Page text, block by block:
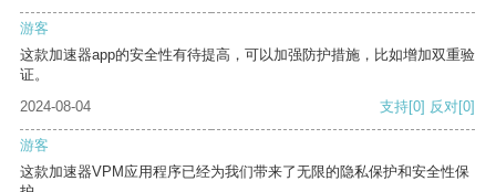
游客
这款加速器app的安全性有待提高，可以加强防护措施，比如增加双重验
证。
2024-08-04
支持[0] 反对[0]
游客
这款加速器VPM应用程序已经为我们带来了无限的隐私保护和安全性保